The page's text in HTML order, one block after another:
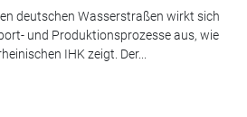
deutschen Wasserstraßen wirkt sich
und Produktionsprozesse aus, wie
IHK zeigt. Der...